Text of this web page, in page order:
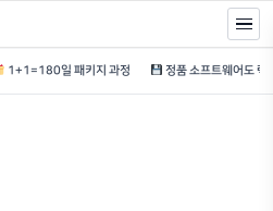
퍼스 1+1=180일 패키지 과정